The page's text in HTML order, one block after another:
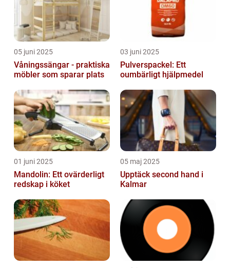
05 juni 2025
Våningssängar - praktiska
möbler som sparar plats
03 juni 2025
Pulverspackel: Ett
oumbärligt hjälpmedel
01 juni 2025
Mandolin: Ett ovärderligt
redskap i köket
05 maj 2025
Upptäck second hand i
Kalmar